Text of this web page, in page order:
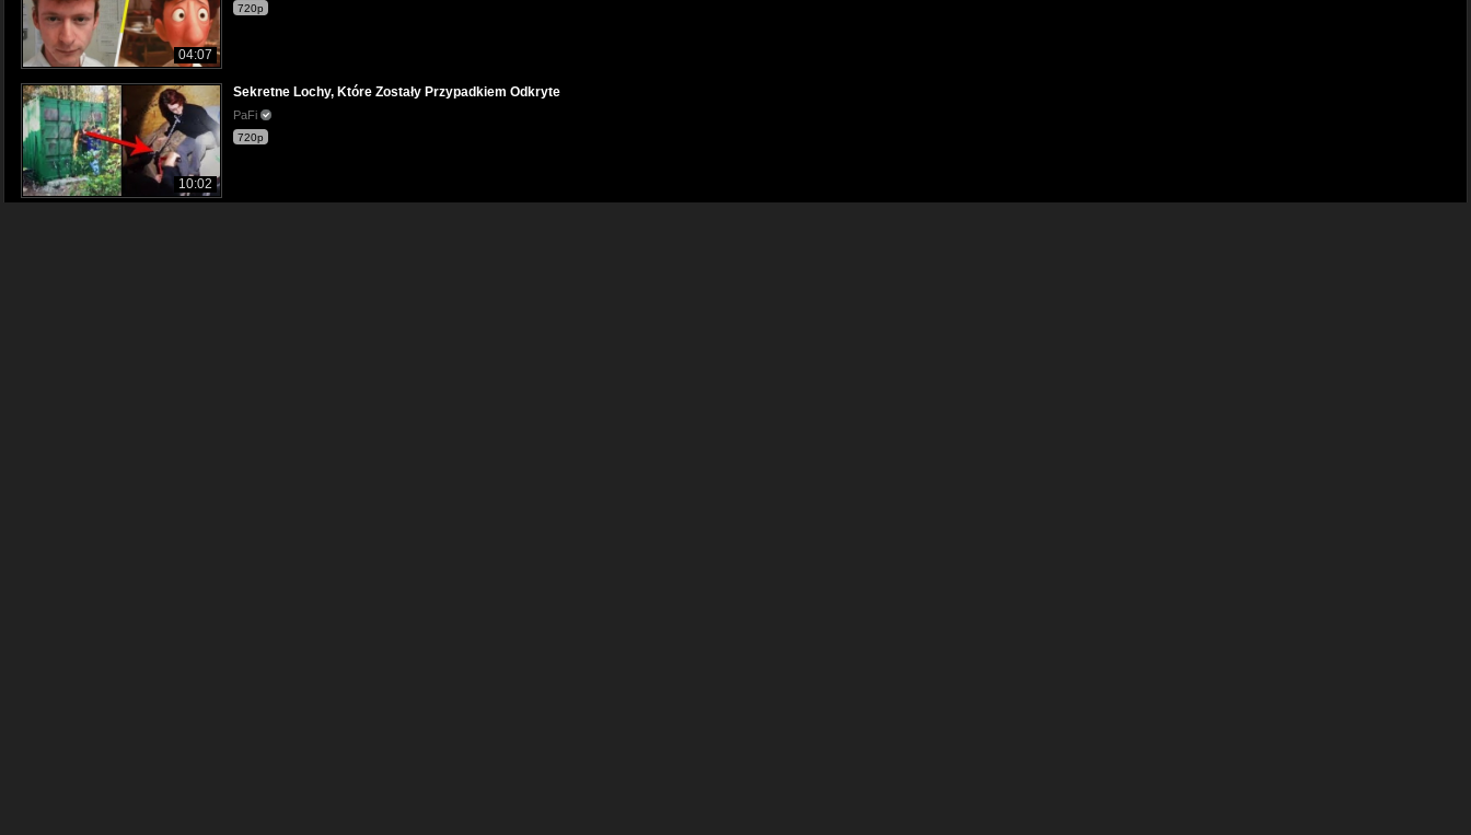
04:07
720p
10:02
Sekretne Lochy, Które Zostały Przypadkiem Odkryte
PaFi
720p